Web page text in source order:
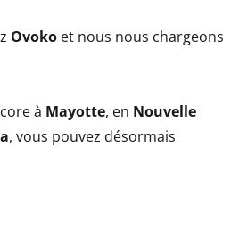
Ovoko et nous nous chargeons
à Mayotte, en Nouvelle
, vous pouvez désormais